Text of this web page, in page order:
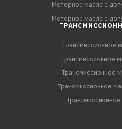
Моторное масло с
Моторное масло с
Трансмиссионное
Трансмиссионное
Трансмиссионное
Трансмиссионное